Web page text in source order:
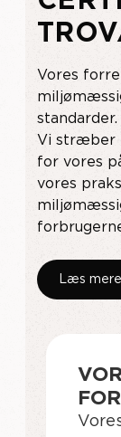
Vores
standarder.
Vi stræber
for vores
vores
Læs mere